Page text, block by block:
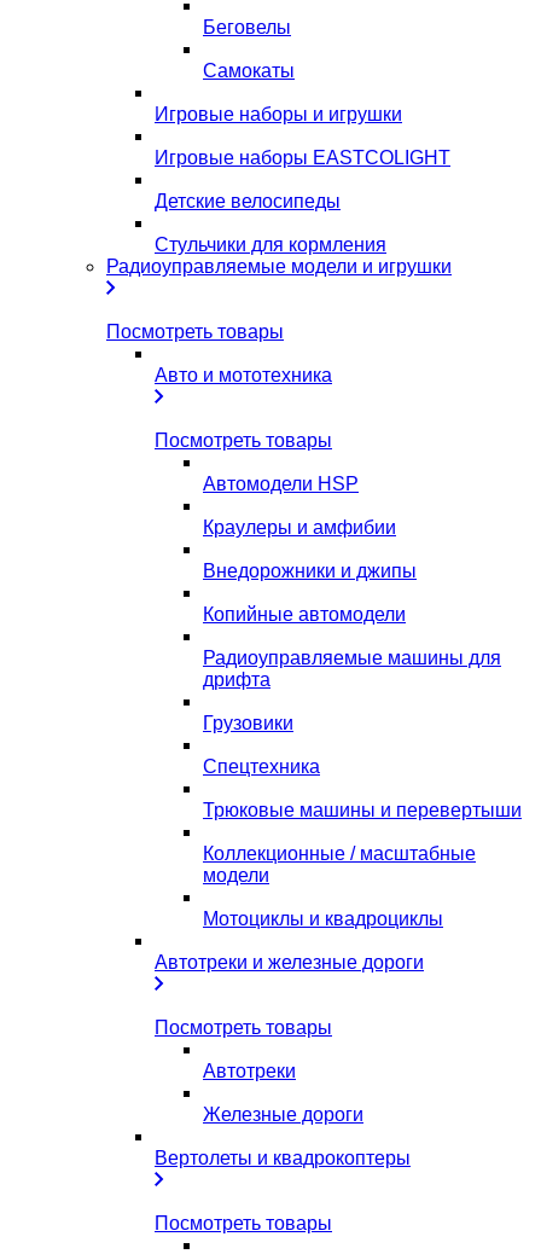
Беговелы
Самокаты
Игровые наборы и игрушки
Игровые наборы EASTCOLIGHT
Детские велосипеды
Стульчики для кормления
Радиоуправляемые модели и игрушки
Посмотреть товары
Авто и мототехника
Посмотреть товары
Автомодели HSP
Краулеры и амфибии
Внедорожники и джипы
Копийные автомодели
Радиоуправляемые машины для
дрифта
Грузовики
Спецтехника
Трюковые машины и перевертыши
Коллекционные / масштабные
модели
Мотоциклы и квадроциклы
Автотреки и железные дороги
Посмотреть товары
Автотреки
Железные дороги
Вертолеты и квадрокоптеры
Посмотреть товары